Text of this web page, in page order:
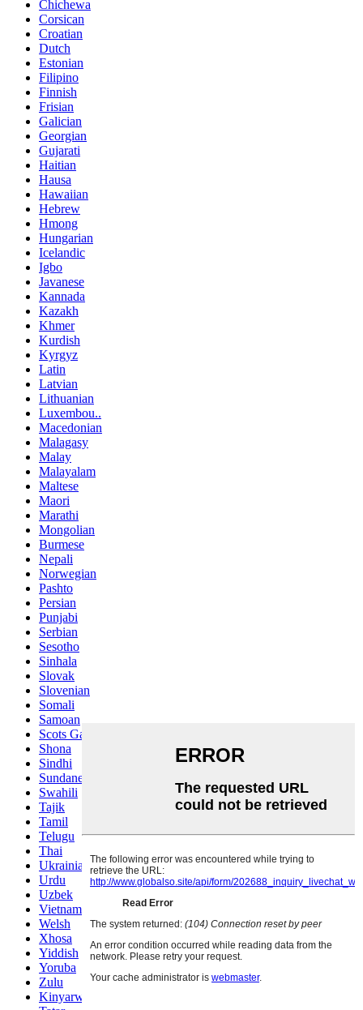
Chichewa
Corsican
Croatian
Dutch
Estonian
Filipino
Finnish
Frisian
Galician
Georgian
Gujarati
Haitian
Hausa
Hawaiian
Hebrew
Hmong
Hungarian
Icelandic
Igbo
Javanese
Kannada
Kazakh
Khmer
Kurdish
Kyrgyz
Latin
Latvian
Lithuanian
Luxembou..
Macedonian
Malagasy
Malay
Malayalam
Maltese
Maori
Marathi
Mongolian
Burmese
Nepali
Norwegian
Pashto
Persian
Punjabi
Serbian
Sesotho
Sinhala
Slovak
Slovenian
Somali
Samoan
Scots Gaelic
Shona
Sindhi
Sundanese
Swahili
Tajik
Tamil
Telugu
Thai
Ukrainian
Urdu
Uzbek
Vietnamese
Welsh
Xhosa
Yiddish
Yoruba
Zulu
Kinyarwanda